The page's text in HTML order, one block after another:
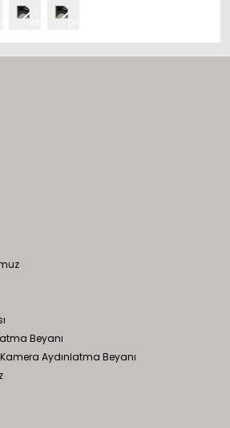
Beyanı
Aydınlatma Beyanı